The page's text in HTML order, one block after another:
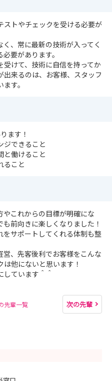
ストやチェックを受ける必要が
、常に最新の技術が入ってく
要があります。
受けて、技術に自信を持ってか
出来るのは、お客様、スタッフ
す。
ます！
ジできること
と働けること
ること
これからの目標が明確にな
前向きに楽しくなりました！
をサポートしてくれる体制も整
営、先客後利でお客様をこんな
他にないと思います！
ています＾＾
先輩一覧 次の先輩